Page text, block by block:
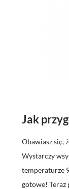
Jak
Obawiasz się,
Wystarczy
temperaturze
gotowe! Teraz